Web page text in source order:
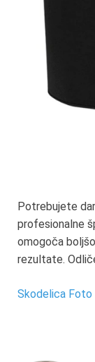
Potrebujete
profesionalne
omogoča
rezultate.
Skodelica Foto